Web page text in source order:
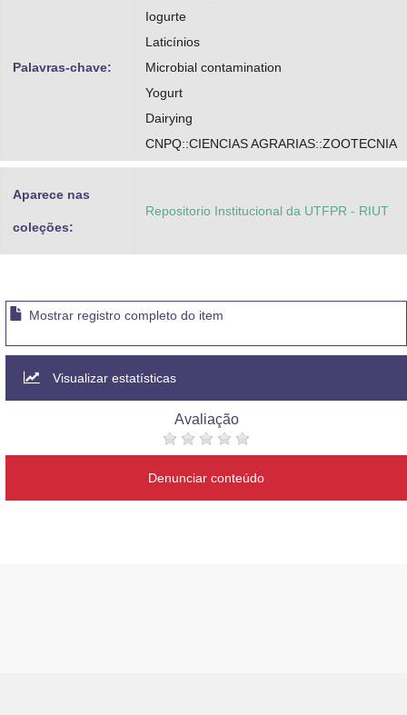
Palavras-chave:
Iogurte
Laticínios
Microbial contamination
Yogurt
Dairying
CNPQ::CIENCIAS AGRARIAS::ZOOTECNIA
Aparece nas
coleções:
Repositorio Institucional da UTFPR - RIUT
Mostrar registro completo do item
Visualizar estatísticas
Avaliação
Denunciar conteúdo